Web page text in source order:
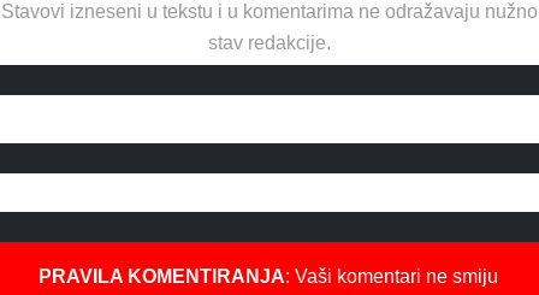
Stavovi izneseni u tekstu i u komentarima ne odražavaju nužno
stav redakcije.
PRAVILA KOMENTIRANJA: Vaši komentari ne smiju